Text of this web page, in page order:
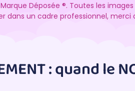
Déposée ®. Toutes les
dans un cadre professionnel, merci
: quand le